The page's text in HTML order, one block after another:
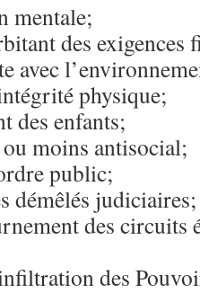
mentale;
des exigences
avec
physique;
des enfants;
moins antisocial;
public;
démêlés judiciaires;
des circuits
des